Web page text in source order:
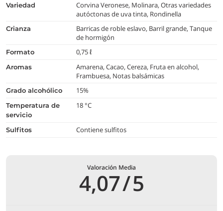
variedad
Corvina Veronese, Molinara, Otras variedades
autóctonas de uva tinta, Rondinella
crianza
Barricas de roble eslavo, Barril grande, Tanque
de hormigón
formato 0,75 ℓ
aromas
Amarena, Cacao, Cereza, Fruta en alcohol,
Frambuesa, Notas balsámicas
grado alcohólico 15%
temperatura de
servicio
18 °C
Sulfitos Contiene sulfitos
Valoración Media
4,07/5